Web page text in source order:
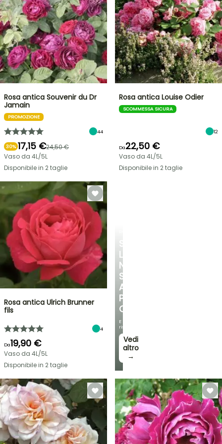
VENDITA
FLASH
FINO
AL
30%
DI
BULBI
PRIMAVERILI
SCOPRITE
LA
NOSTRA
SELEZIONE
A
PREZZI
CONVENIENTI
E
risparmiate!
Vedi
altro
→
Rosa antica Souvenir du Dr
Jamain
PROMOZIONE
44
30% 17,15 €24,50 €
Vaso da 4L/5L
Disponibile in 2 taglie
Rosa antica Louise Odier
SCOMMESSA SICURA
12
Da22,50 €
Vaso da 4L/5L
Disponibile in 2 taglie
Rosa antica Ulrich Brunner
fils
4
Da19,90 €
Vaso da 4L/5L
Disponibile in 2 taglie